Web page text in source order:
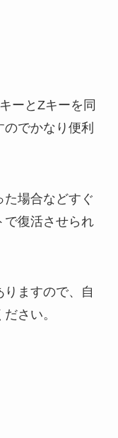
ーとZキーを同
でかなり便利
た場合などすぐ
で復活させられ
ますので、自
さい。